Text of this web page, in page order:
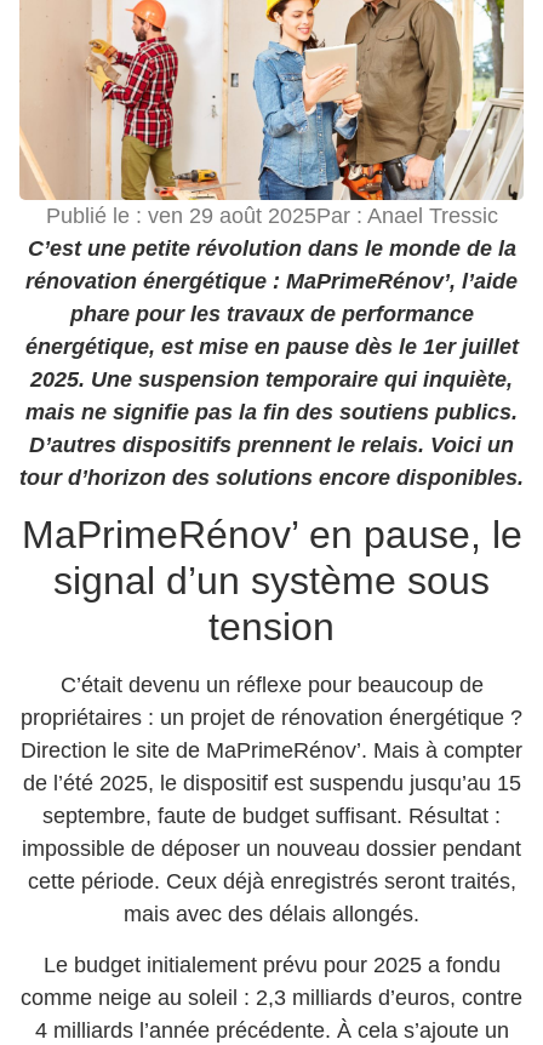
Publié le : ven 29 août 2025Par : Anael Tressic
C’est une petite révolution dans le monde de la
rénovation énergétique : MaPrimeRénov’, l’aide
phare pour les travaux de performance
énergétique, est mise en pause dès le 1er juillet
2025. Une suspension temporaire qui inquiète,
mais ne signifie pas la fin des soutiens publics.
D’autres dispositifs prennent le relais. Voici un
tour d’horizon des solutions encore disponibles.
MaPrimeRénov’ en pause, le
signal d’un système sous
tension
C’était devenu un réflexe pour beaucoup de
propriétaires : un projet de rénovation énergétique ?
Direction le site de MaPrimeRénov’. Mais à compter
de l’été 2025, le dispositif est suspendu jusqu’au 15
septembre, faute de budget suffisant. Résultat :
impossible de déposer un nouveau dossier pendant
cette période. Ceux déjà enregistrés seront traités,
mais avec des délais allongés.
Le budget initialement prévu pour 2025 a fondu
comme neige au soleil : 2,3 milliards d’euros, contre
4 milliards l’année précédente. À cela s’ajoute un